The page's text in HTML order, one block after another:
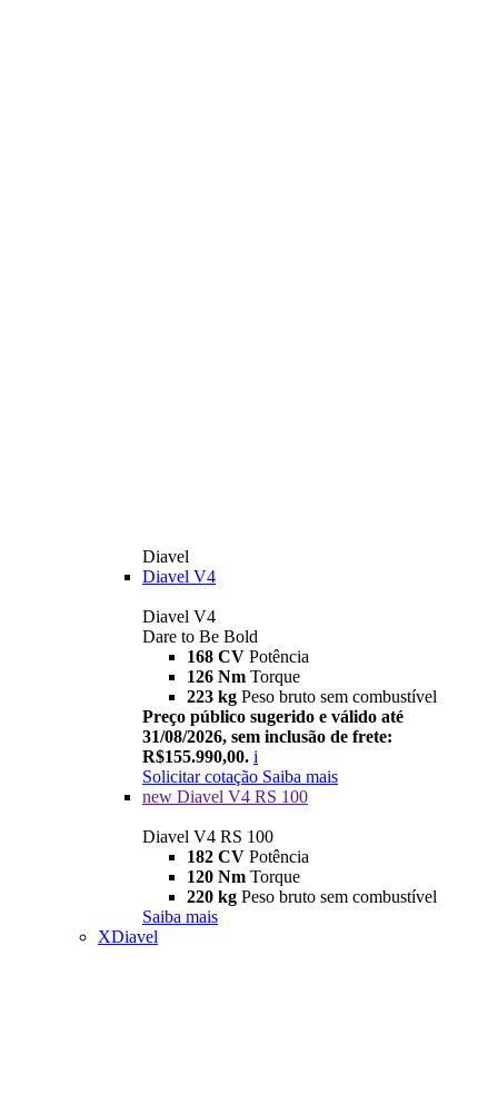
Diavel
Diavel V4
Diavel V4
Dare to Be Bold
168 CV Potência
126 Nm Torque
223 kg Peso bruto sem combustível
Preço público sugerido e válido até
31/08/2026, sem inclusão de frete:
R$155.990,00. i
Solicitar cotação Saiba mais
new Diavel V4 RS 100
Diavel V4 RS 100
182 CV Potência
120 Nm Torque
220 kg Peso bruto sem combustível
Saiba mais
XDiavel